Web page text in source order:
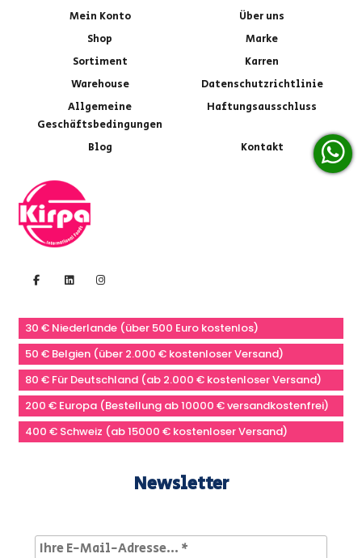
Mein Konto
Über uns
Shop
Marke
Sortiment
Karren
Warehouse
Datenschutzrichtlinie
Allgemeine
Geschäftsbedingungen
Haftungsausschluss
Blog Kontakt
30 € Niederlande (über 500 Euro kostenlos)
50 € Belgien (über 2.000 € kostenloser Versand)
80 € Für Deutschland (ab 2.000 € kostenloser Versand)
200 € Europa (Bestellung ab 10000 € versandkostenfrei)
400 € Schweiz (ab 15000 € kostenloser Versand)
Newsletter